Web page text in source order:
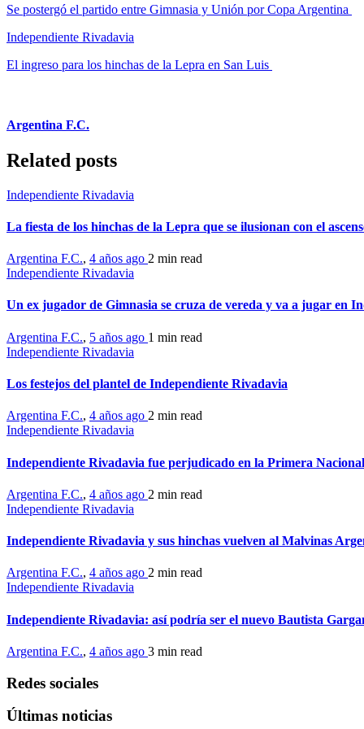
Se postergó el partido entre Gimnasia y Unión por Copa Argentina
Independiente Rivadavia
El ingreso para los hinchas de la Lepra en San Luis
Argentina F.C.
Related posts
Independiente Rivadavia
La fiesta de los hinchas de la Lepra que se ilusionan con el
Argentina F.C., 4 años ago 2 min read
Independiente Rivadavia
Un ex jugador de Gimnasia se cruza de vereda y va a jugar en
Argentina F.C., 5 años ago 1 min read
Independiente Rivadavia
Los festejos del plantel de Independiente Rivadavia
Argentina F.C., 4 años ago 2 min read
Independiente Rivadavia
Independiente Rivadavia fue perjudicado en la Primera Nacional
Argentina F.C., 4 años ago 2 min read
Independiente Rivadavia
Independiente Rivadavia y sus hinchas vuelven al Malvinas
Argentina F.C., 4 años ago 2 min read
Independiente Rivadavia
Independiente Rivadavia: así podría ser el nuevo Bautista
Argentina F.C., 4 años ago 3 min read
Redes sociales
Últimas noticias